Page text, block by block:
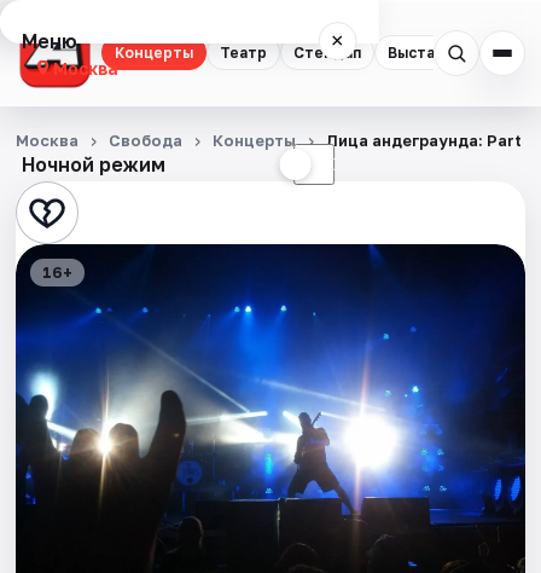
Концерты Театр Стендап Выставки
Меню ×
Москва
Концерты
Театр
Стендап
Выставки
Квесты
Экскурсии
Спорт
Ночной режим ☾
Москва Свобода Концерты Лица андеграунда: Part 3
16+